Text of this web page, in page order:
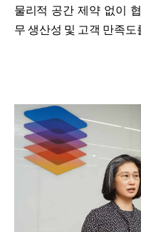
물리적 공간 제약 없이
무 생산성 및 고객 만족도